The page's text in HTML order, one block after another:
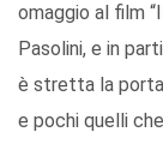
omaggio al film
Pasolini, e in
è stretta la
e pochi quelli